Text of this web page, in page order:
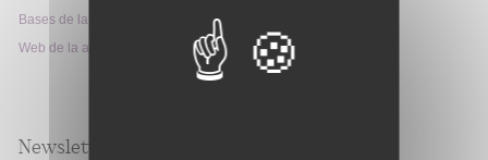
Bases de la convocatoria
Web de la ayuda
Newsletter